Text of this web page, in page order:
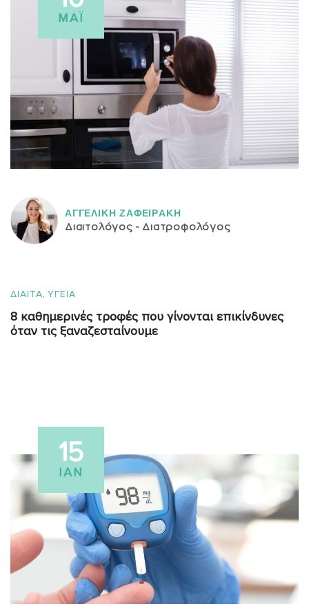
ΑΓΓΕΛΙΚH ΖΑΦΕΙΡAΚΗ
Διαιτολόγος - Διατροφολόγος
ΜΆΙ
ΔΙΑΙΤΑ, ΥΓΕΙΑ
8 καθημερινές τροφές που γίνονται επικίνδυνες
όταν τις ξαναζεσταίνουμε
15
ΙΑΝ